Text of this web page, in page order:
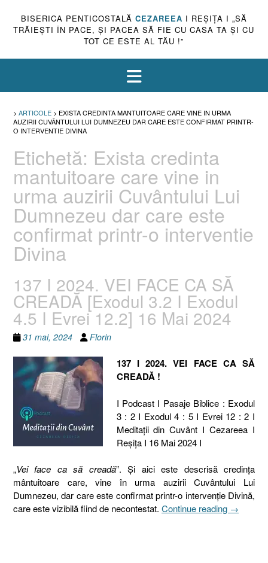
BISERICA PENTICOSTALĂ CEZAREEA I REŞIŢA I „SĂ
TRĂIEŞTI ÎN PACE, ŞI PACEA SĂ FIE CU CASA TA ŞI CU
TOT CE ESTE AL TĂU !”
> ARTICOLE > EXISTA CREDINTA MANTUITOARE CARE VINE IN URMA
AUZIRII CUVÂNTULUI LUI DUMNEZEU DAR CARE ESTE CONFIRMAT PRINTR-
O INTERVENTIE DIVINA
Etichetă: Exista credinta
mantuitoare care vine in
urma auzirii Cuvântului Lui
Dumnezeu dar care este
confirmat printr-o interventie
Divina
137 I 2024. VEI FACE CA SĂ
CREADĂ [Exodul 3.2 I Exodul
4.5 I Evrei 12.2] 16 Mai 2024
31 mai, 2024 Florin
137 I 2024. VEI FACE CA SĂ
CREADĂ !
I Podcast I Pasaje Biblice : Exodul
3 : 2 I Exodul 4 : 5 I Evrei 12 : 2 I
Meditaţii din Cuvânt I Cezareea I
Reşiţa I 16 Mai 2024 I
„Vei face ca să creadă”. Și aici este descrisă credința
mântuitoare care, vine în urma auzirii Cuvântului Lui
Dumnezeu, dar care este confirmat printr-o intervenție Divină,
care este vizibilă fiind de necontestat. Continue reading „137
→